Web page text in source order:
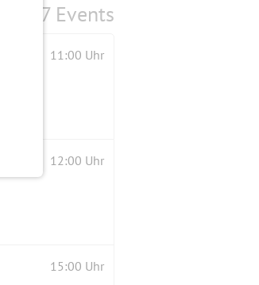
7 Events
11:00 Uhr
12:00 Uhr
15:00 Uhr